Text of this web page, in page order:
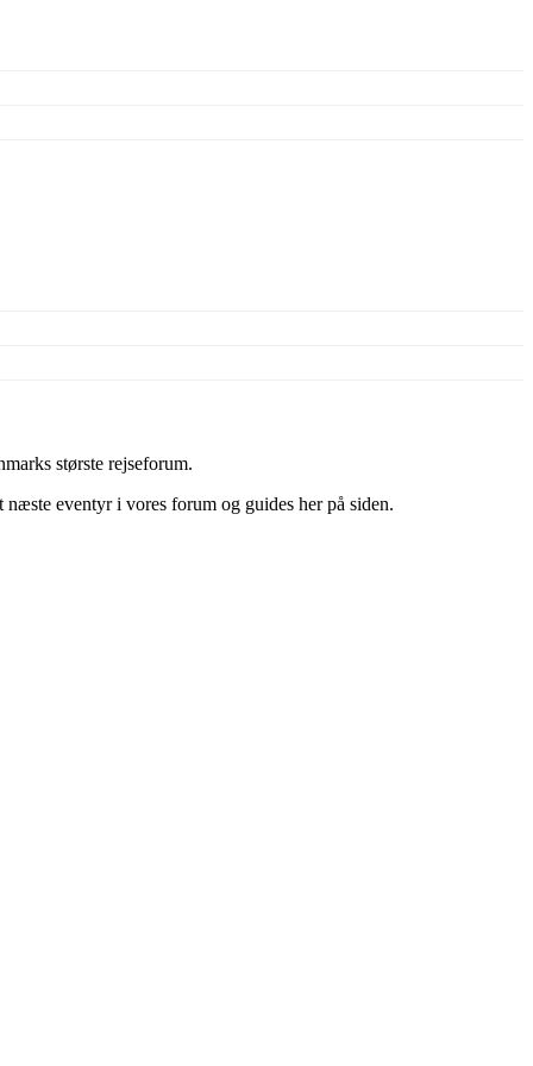
største rejseforum.
eventyr i vores forum og guides her på siden.